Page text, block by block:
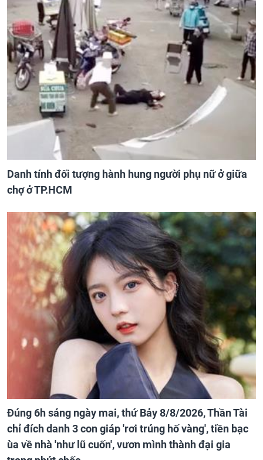
Danh tính đối tượng hành hung người phụ nữ ở giữa
chợ ở TP.HCM
Đúng 6h sáng ngày mai, thứ Bảy 8/8/2026, Thần Tài
chỉ đích danh 3 con giáp 'rơi trúng hố vàng', tiền bạc
ùa về nhà 'như lũ cuốn', vươn mình thành đại gia